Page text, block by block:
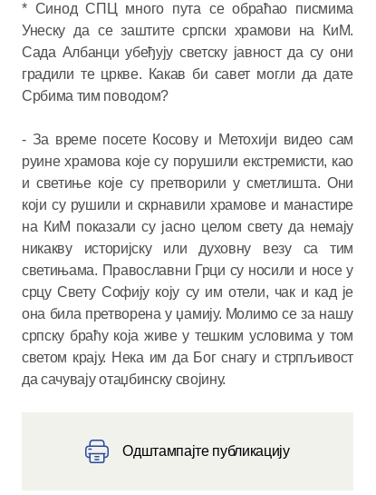
* Синод СПЦ много пута се обраћао писмима
Унеску да се заштите српски храмови на КиМ.
Сада Албанци убеђују светску јавност да су они
градили те цркве. Какав би савет могли да дате
Србима тим поводом?
- За време посете Косову и Метохији видео сам
руине храмова које су порушили екстремисти, као
и светиње које су претворили у сметлишта. Они
који су рушили и скрнавили храмове и манастире
на КиМ показали су јасно целом свету да немају
никакву историјску или духовну везу са тим
светињама. Православни Грци су носили и носе у
срцу Свету Софију коју су им отели, чак и кад је
она била претворена у џамију. Молимо се за нашу
српску браћу која живе у тешким условима у том
светом крају. Нека им да Бог снагу и стрпљивост
да сачувају отаџбинску својину.
Одштампајте публикацију